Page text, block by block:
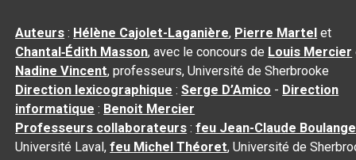
Auteurs : Hélène Cajolet-Laganière, Pierre Martel et
Chantal‑Édith Masson, avec le concours de Louis Mercier
Nadine Vincent, professeurs, Université de Sherbrooke
Direction lexicographique :Serge D’Amico - Direction
informatique : Benoit Mercier
Professeurs collaborateurs :feu Jean-Claude
Université Laval,feu Michel Théoret, Université de